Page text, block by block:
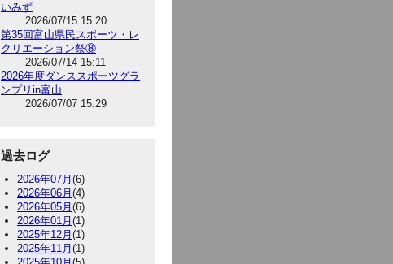
いみず
2026/07/15 15:20
第35回富山県民スポーツ・レ
クリエーション祭⑧
2026/07/14 15:11
2026年度ダンススポーツグラ
ンプリin富山
2026/07/07 15:29
過去ログ
2026年07月 (6)
2026年06月 (4)
2026年05月 (6)
2026年01月 (1)
2025年12月 (1)
2025年11月 (1)